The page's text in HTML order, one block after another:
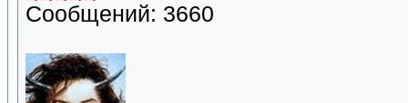
Сообщений: 3660